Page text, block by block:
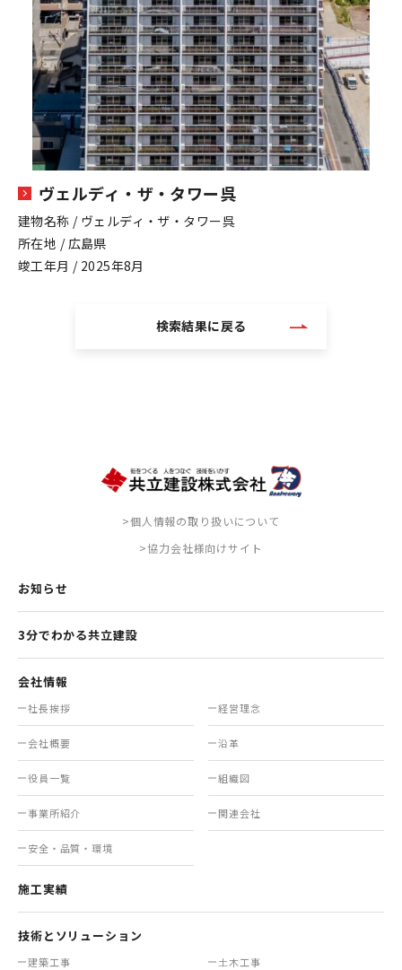
ヴェルディ・ザ・タワー呉
建物名称 / ヴェルディ・ザ・タワー呉
所在地 / 広島県
竣工年月 / 2025年8月
検索結果に戻る
>個人情報の取り扱いについて
>協力会社様向けサイト
お知らせ
3分でわかる共立建設
会社情報
社長挨拶 経営理念
会社概要 沿革
役員一覧 組織図
事業所紹介 関連会社
安全・品質・環境
施工実績
技術とソリューション
建築工事 土木工事